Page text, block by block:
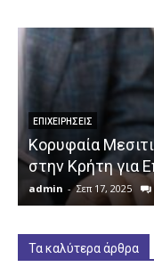
ΕΠΙΧΕΙΡΉΣΕΙΣ
Κορυφαία
στην Κρήτη για
admin - Σεπ 17, 2025
Τα καλύτερα άρθρα